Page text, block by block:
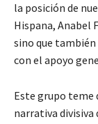
la posición de
Hispana, Anabel
sino que
con el apoyo
Este grupo teme
narrativa divisiva